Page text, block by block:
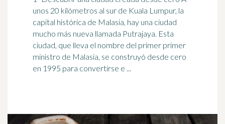
unos 20 kilómetros al sur de Kuala Lumpur, la
capital histórica de Malasia, hay una ciudad
mucho más nueva llamada Putrajaya. Esta
ciudad, que lleva el nombre del primer primer
ministro de Malasia, se construyó desde cero
en 1995 para convertirse e ...